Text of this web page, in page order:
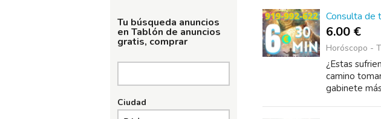
Tu búsqueda anuncios
en Tablón de anuncios
gratis, comprar
Ciudad
Consulta de
6.00 €
Horóscopo -
¿Estas
camino
gabinete